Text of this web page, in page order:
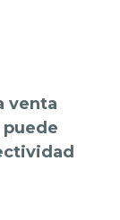
venta